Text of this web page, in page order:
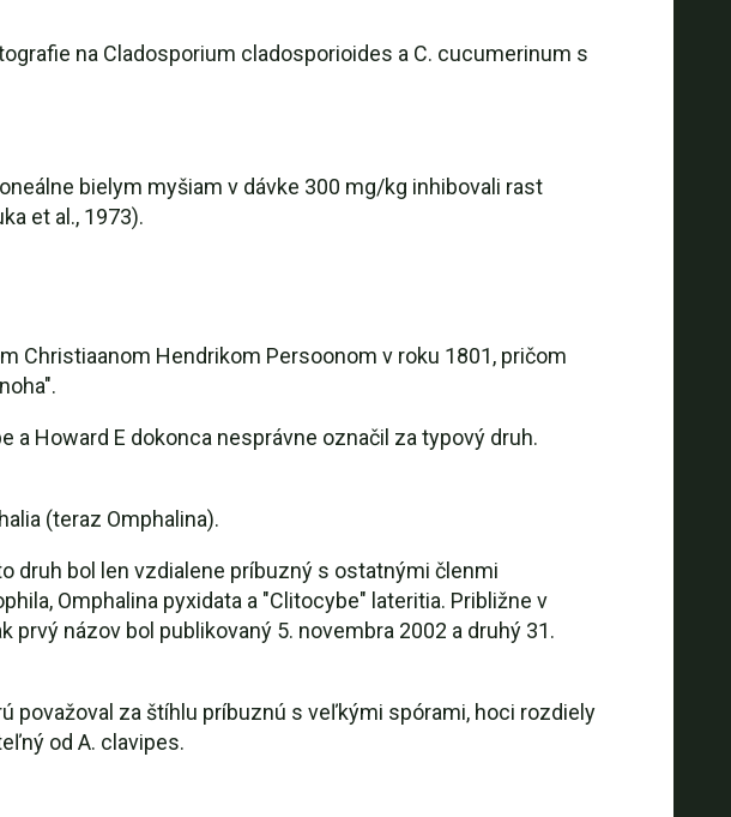
na Cladosporium cladosporioides a C. cucumerinum s
bielym myšiam v dávke 300 mg/kg inhibovali rast
et al., 1973).
Christiaanom Hendrikom Persoonom v roku 1801, pričom
Howard E dokonca nesprávne označil za typový druh.
(teraz Omphalina).
druh bol len vzdialene príbuzný s ostatnými členmi
Omphalina pyxidata a "Clitocybe" lateritia. Približne v
názov bol publikovaný 5. novembra 2002 a druhý 31.
považoval za štíhlu príbuznú s veľkými spórami, hoci rozdiely
od A. clavipes.